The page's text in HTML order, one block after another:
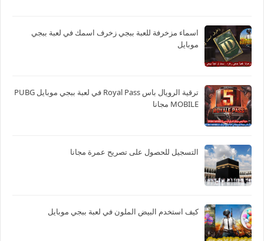
اسماء مزخرفة للعبة ببجي زخرف اسمك في لعبة ببجي
موبايل
ترقية الرويال باس Royal Pass في لعبة ببجي موبايل PUBG
MOBILE مجانا
التسجيل للحصول على تصريح عمرة مجانا
كيف استخدم البيض الملون في لعبة ببجي موبايل